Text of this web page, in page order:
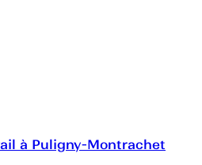
à Puligny-Montrachet